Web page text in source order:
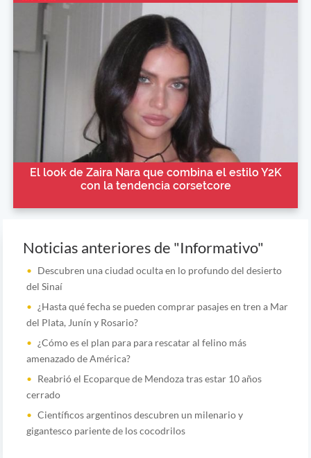
El look de Zaira Nara que combina el estilo Y2K
con la tendencia corsetcore
Noticias anteriores de "Informativo"
Descubren una ciudad oculta en lo profundo del desierto
del Sinaí
¿Hasta qué fecha se pueden comprar pasajes en tren a Mar
del Plata, Junín y Rosario?
¿Cómo es el plan para para rescatar al felino más
amenazado de América?
Reabrió el Ecoparque de Mendoza tras estar 10 años
cerrado
Científicos argentinos descubren un milenario y
gigantesco pariente de los cocodrilos